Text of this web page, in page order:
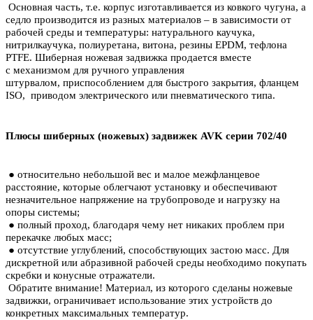
Основная часть, т.е. корпус изготавливается из ковкого чугуна, а
седло производится из разных материалов – в зависимости от
рабочей среды и температуры: натурального каучука,
нитрилкаучука, полиуретана, витона, резины EPDM, тефлона
PTFE. Шиберная ножевая задвижка продается вместе
с механизмом для ручного управления
штурвалом, приспособлением для быстрого закрытия, фланцем
ISO, приводом электрического или пневматического типа.
Плюсы шиберных (ножевых) задвижек AVK серии 702/40
● относительно небольшой вес и малое межфланцевое
расстояние, которые облегчают установку и обеспечивают
незначительное напряжение на трубопроводе и нагрузку на
опоры системы;
● полный проход, благодаря чему нет никаких проблем при
перекачке любых масс;
● отсутствие углублений, способствующих застою масс. Для
дискретной или абразивной рабочей среды необходимо покупать
скребки и конусные отражатели.
Обратите внимание! Материал, из которого сделаны ножевые
задвижки, ограничивает использование этих устройств до
конкретных максимальных температур.